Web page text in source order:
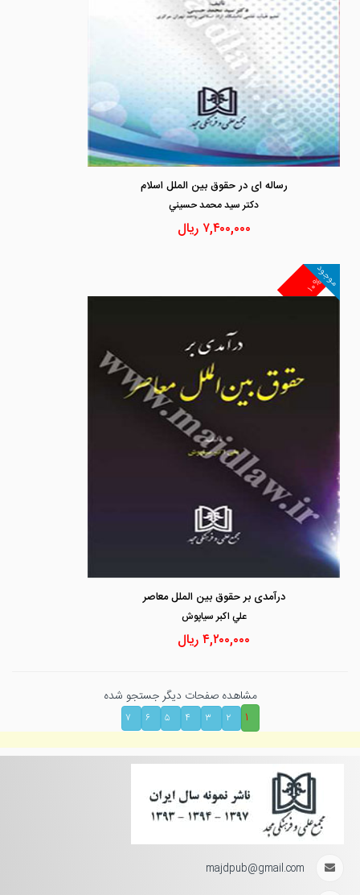
رساله ای در حقوق بین الملل اسلام
دكتر سيد محمد حسيني
۷,۴۰۰,۰۰۰ ریال
۱۰%
موجود
درآمدی بر حقوق بین الملل معاصر
علي اكبر سياپوش
۴,۲۰۰,۰۰۰ریال
مشاهده صفحات دیگر جستجو شده
۱
۲ ۳ ۴ ۵ ۶ ۷
majdpub@gmail.com